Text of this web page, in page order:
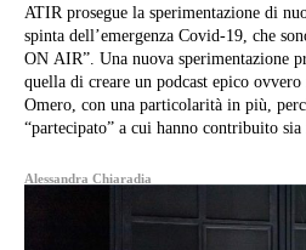
ATIR prosegue la sperimentazione di
spinta dell’emergenza Covid-19, che
ON AIR”. Una nuova sperimentazione
quella di creare un podcast epico
Omero, con una particolarità in più,
“partecipato” a cui hanno contribuito sia
Alessandra Chiaradia